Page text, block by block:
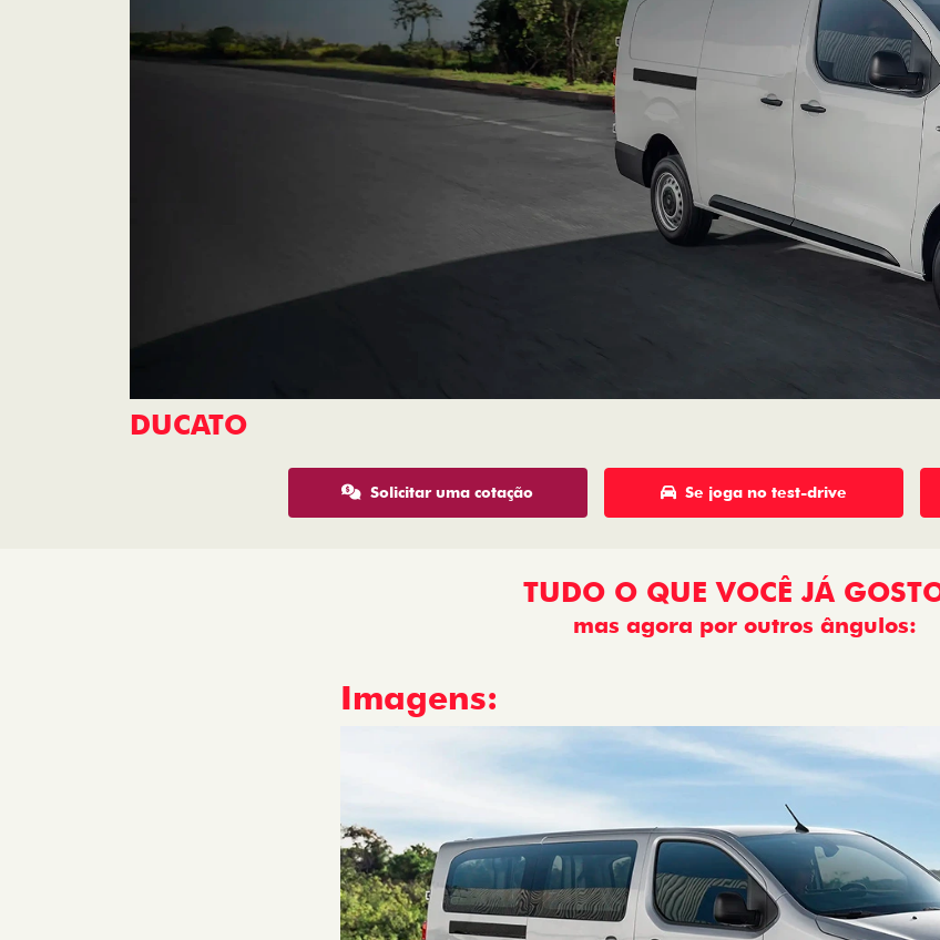
DUCATO
Solicitar uma cotação Se joga no test-drive
TUDO O QUE VOCÊ JÁ
mas agora por outros ângulos:
Imagens: